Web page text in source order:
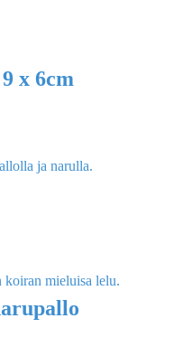
x 6cm